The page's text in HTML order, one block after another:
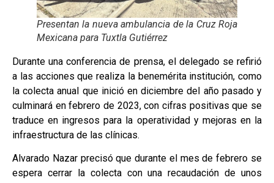
Presentan la nueva ambulancia de la Cruz Roja
Mexicana para Tuxtla Gutiérrez
Durante una conferencia de prensa, el delegado se refirió
a las acciones que realiza la benemérita institución, como
la colecta anual que inició en diciembre del año pasado y
culminará en febrero de 2023, con cifras positivas que se
traduce en ingresos para la operatividad y mejoras en la
infraestructura de las clínicas.
Alvarado Nazar precisó que durante el mes de febrero se
espera cerrar la colecta con una recaudación de unos